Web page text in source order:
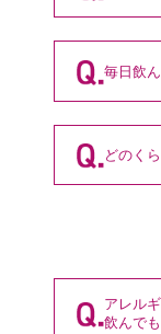
毎日飲
どのく
アレル
飲んで